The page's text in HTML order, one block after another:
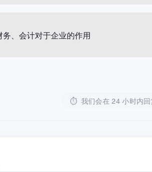
务、会计对于企业的作用
⏱ 我们会在 24 小时内